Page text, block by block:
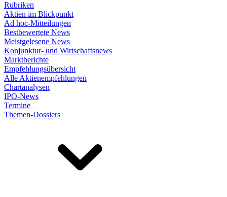
Rubriken
Aktien im Blickpunkt
Ad hoc-Mitteilungen
Bestbewertete News
Meistgelesene News
Konjunktur- und Wirtschaftsnews
Marktberichte
Empfehlungsübersicht
Alle Aktienempfehlungen
Chartanalysen
IPO-News
Termine
Themen-Dossiers